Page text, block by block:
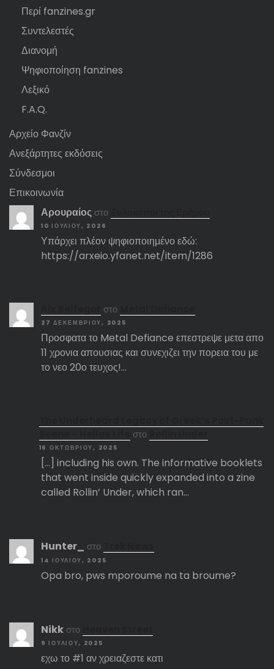
Περί fanzines.gr
Συντελεστές
Διανομή
Ψηφιοποίηση fanzines
Λεξικό
F.A.Q.
Αρχείο Φανζίν
Ανεξάρτητες εκδόσεις
Σύνδεσμοι
Επικοινωνία
Αρουραίος στο
10 ΙΟΥΛΊΟΥ, 2026
Υπάρχει πλέον ψηφιοποιημένο εδώ:
https://arxeio.yfanet.net/item/1286
στο
27 ΔΕΚΕΜΒΡΊΟΥ, 2025
Προσφατα το Metal Defiance επεστρεψε μετα απο
11 χρονια απουσιας και συνεχιζει την πορεια του με
το νεο 20ο τευχος!…
στο
16 ΟΚΤΩΒΡΊΟΥ, 2025
[…] including his own. The informative booklets
that went inside quickly expanded into a zine
called Rollin’ Under, which ran…
Hunter_ στο
14 ΙΟΥΛΊΟΥ, 2025
Opa bro, pws mporoume na ta broume?
Nikk στο
9 ΙΟΥΛΊΟΥ, 2025
εχω το #1 αν χρειαζεστε κατι